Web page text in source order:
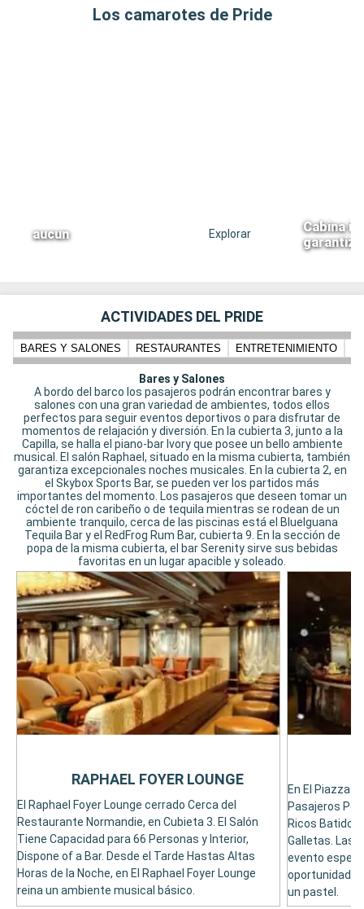
Los camarotes de Pride
aucun Explorar
Cabina
ACTIVIDADES DEL PRIDE
BARES Y SALONES RESTAURANTES ENTRETENIMIENTO
Bares y Salones
A bordo del barco los pasajeros podrán encontrar bares y
salones con una gran variedad de ambientes, todos ellos
perfectos para seguir eventos deportivos o para disfrutar de
momentos de relajación y diversión. En la cubierta 3, junto a la
Capilla, se halla el piano-bar Ivory que posee un bello ambiente
musical. El salón Raphael, situado en la misma cubierta, también
garantiza excepcionales noches musicales. En la cubierta 2, en
el Skybox Sports Bar, se pueden ver los partidos más
importantes del momento. Los pasajeros que deseen tomar un
cóctel de ron caribeño o de tequila mientras se rodean de un
ambiente tranquilo, cerca de las piscinas está el BlueIguana
Tequila Bar y el RedFrog Rum Bar, cubierta 9. En la sección de
popa de la misma cubierta, el bar Serenity sirve sus bebidas
favoritas en un lugar apacible y soleado.
El Raphael Foyer Lounge cerrado Cerca del
Restaurante Normandie, en Cubieta 3. El Salón
Tiene Capacidad para 66 Personas y Interior,
Dispone of a Bar. Desde el Tarde Hastas Altas
Horas de la Noche, en El Raphael Foyer Lounge
reina un ambiente musical básico.
RAPHAEL FOYER LOUNGE
En El Piazza
Pasajeros
Ricos
Galletas. Las
evento
oportunidad
un pastel.